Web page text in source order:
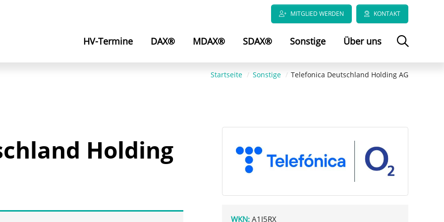
MITGLIED WERDEN KONTAKT
HV-Termine DAX® MDAX® SDAX® Sonstige Über uns
Startseite Sonstige Telefonica Deutschland Holding AG
Holding
WKN: A1J5RX